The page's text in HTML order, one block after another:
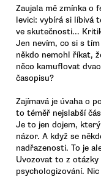
Zaujala mě zmínka o
levici: vybírá si líbivá
ve skutečnosti...
Jen nevím, co si s
někdo nemohl říkat,
něco kamuflovat
časopisu?
Zajímavá je úvaha o
to téměř nejslabší
Je to jen dojem,
názor. A když se
nadřazenosti. To je
Uvozovat to z otázky
psychologizování.